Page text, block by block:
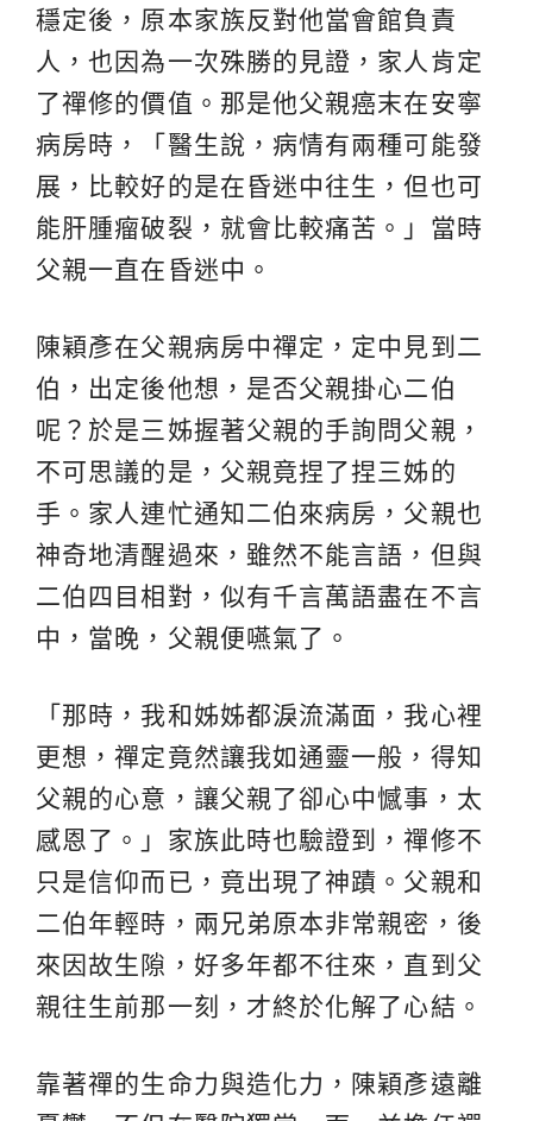
穩定後，原本家族反對他當會館負責
人，也因為一次殊勝的見證，家人肯定
了禪修的價值。那是他父親癌末在安寧
病房時，「醫生說，病情有兩種可能發
展，比較好的是在昏迷中往生，但也可
能肝腫瘤破裂，就會比較痛苦。」當時
父親一直在昏迷中。
陳穎彥在父親病房中禪定，定中見到二
伯，出定後他想，是否父親掛心二伯
呢？於是三姊握著父親的手詢問父親，
不可思議的是，父親竟捏了捏三姊的
手。家人連忙通知二伯來病房，父親也
神奇地清醒過來，雖然不能言語，但與
二伯四目相對，似有千言萬語盡在不言
中，當晚，父親便嚥氣了。
「那時，我和姊姊都淚流滿面，我心裡
更想，禪定竟然讓我如通靈一般，得知
父親的心意，讓父親了卻心中憾事，太
感恩了。」家族此時也驗證到，禪修不
只是信仰而已，竟出現了神蹟。父親和
二伯年輕時，兩兄弟原本非常親密，後
來因故生隙，好多年都不往來，直到父
親往生前那一刻，才終於化解了心結。
靠著禪的生命力與造化力，陳穎彥遠離